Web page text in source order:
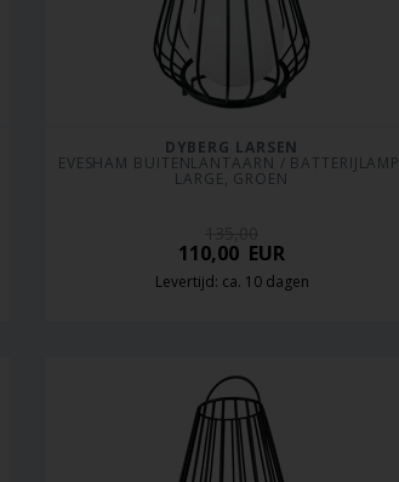
DYBERG LARSEN
EVESHAM BUITENLANTAARN / BATTERIJLAMP
LARGE, GROEN
110,00 EUR
Levertijd: ca. 10 dagen